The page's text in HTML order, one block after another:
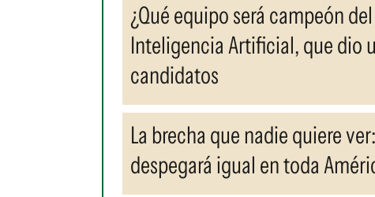
¿Qué equipo será campeón
Inteligencia Artificial, que dio
candidatos
La brecha que nadie quiere
despegará igual en toda